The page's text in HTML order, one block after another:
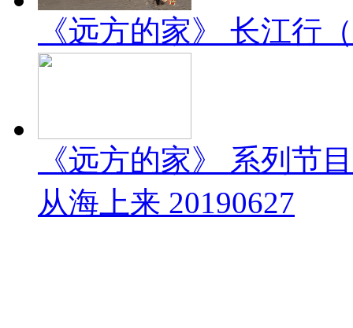
《远方的家》 长江行
《远方的家》 系列
从海上来 20190627